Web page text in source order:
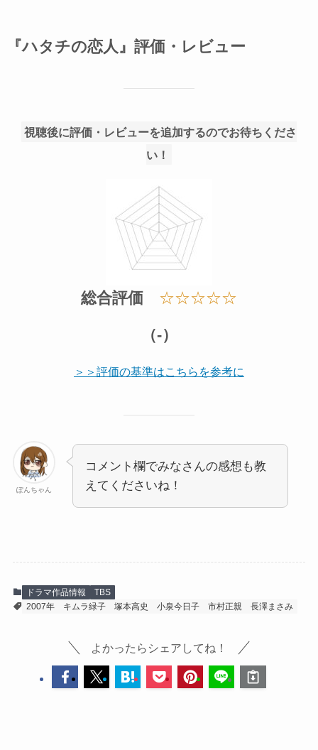
『ハタチの恋人』評価・レビュー
視聴後に評価・レビューを追加するのでお待ちくださ
い！
総合評価 ☆☆☆☆☆
（-）
＞＞評価の基準はこちらを参考に
ぽんちゃん
コメント欄でみなさんの感想も教
えてくださいね！
ドラマ作品情報
TBS
2007年
キムラ緑子 塚本高史 小泉今日子 市村正親 長澤まさみ
よかったらシェアしてね！